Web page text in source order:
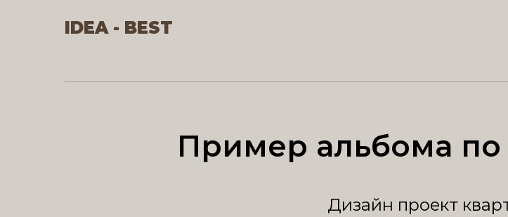
IDEA - BEST
Пример альбома по
Дизайн проект